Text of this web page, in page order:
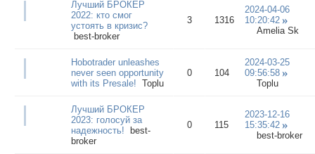
Лучший БРОКЕР
2022: кто смог
устоять в кризис?
best-broker
3 1316
2024-04-06
10:20:42
Amelia Sk
Hobotrader unleashes
never seen opportunity
with its Presale! Toplu
0 104
2024-03-25
09:56:58
Toplu
Лучший БРОКЕР
2023: голосуй за
надежность! best-
broker
0 115
2023-12-16
15:35:42
best-broker